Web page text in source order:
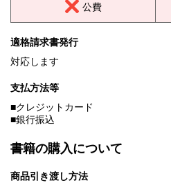
公費
適格請求書発行
対応します
支払方法等
■クレジットカード
■銀行振込
書籍の購入について
商品引き渡し方法